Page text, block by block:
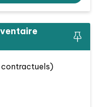
contractuels)